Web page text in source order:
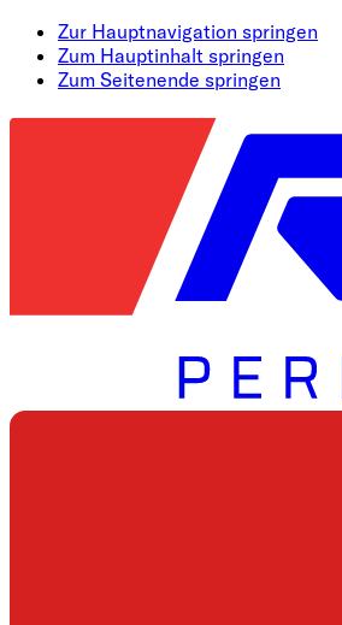
Zur Hauptnavigation springen
Zum Hauptinhalt springen
Zum Seitenende springen